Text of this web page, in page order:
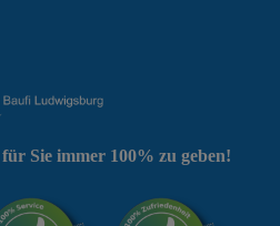
Sie immer 100% zu geben!